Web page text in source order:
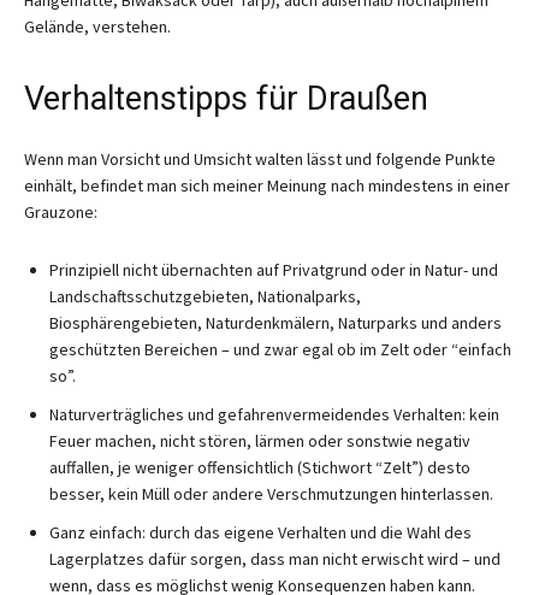
Gelände, verstehen.
Verhaltenstipps für Draußen
Wenn man Vorsicht und Umsicht walten lässt und folgende Punkte
einhält, befindet man sich meiner Meinung nach mindestens in einer
Grauzone:
Prinzipiell nicht übernachten auf Privatgrund oder in Natur- und
Landschaftsschutzgebieten, Nationalparks,
Biosphärengebieten, Naturdenkmälern, Naturparks und anders
geschützten Bereichen – und zwar egal ob im Zelt oder “einfach
so”.
Naturverträgliches und gefahrenvermeidendes Verhalten: kein
Feuer machen, nicht stören, lärmen oder sonstwie negativ
auffallen, je weniger offensichtlich (Stichwort “Zelt”) desto
besser, kein Müll oder andere Verschmutzungen hinterlassen.
Ganz einfach: durch das eigene Verhalten und die Wahl des
Lagerplatzes dafür sorgen, dass man nicht erwischt wird – und
wenn, dass es möglichst wenig Konsequenzen haben kann.